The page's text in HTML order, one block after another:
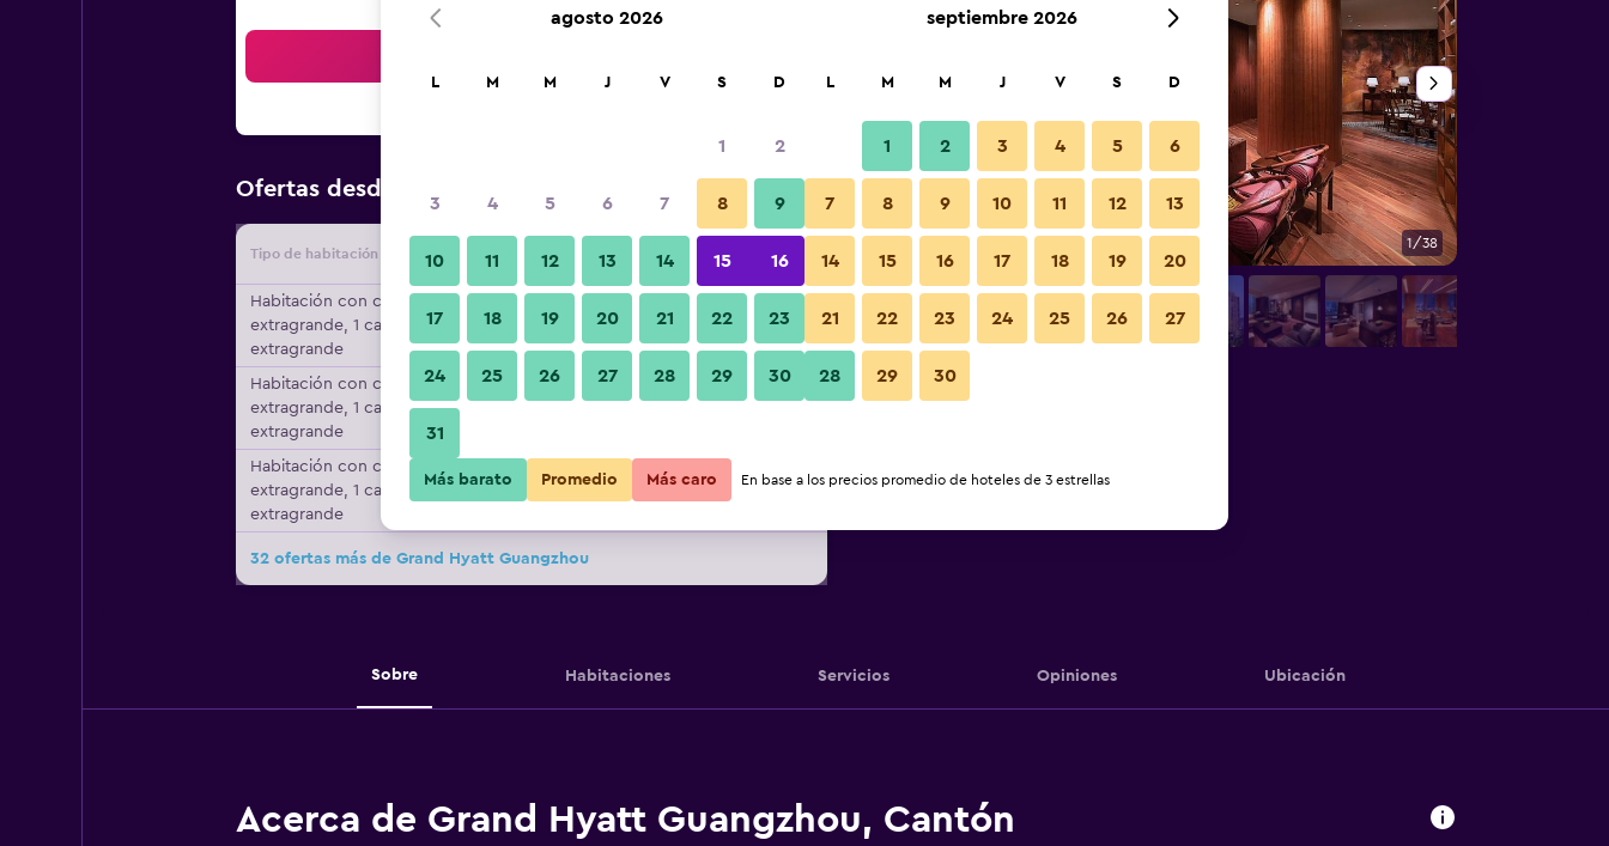
Ofertas desde Oferta más barata de precio por noche
Tipo de habitación Proveedor Total noche
Habitación con cama
extragrande, 1 cama
extragrande
$91 Ver oferta
Habitación con cama
extragrande, 1 cama
extragrande
Habitación con cama
extragrande, 1 cama
extragrande
$123
32 ofertas más de Grand Hyatt Guangzhou
Lounge 1/38
Fotos
Sobre Habitaciones Servicios Opiniones Ubicación
Acerca de Grand Hyatt Guangzhou, Cantón
agosto 2026
L M M J V S D
1 2
3 4 5 6 7 8 9
10 11 12 13 14 15 16
17 18 19 20 21 22 23
24 25 26 27 28 29 30
31
septiembre 2026
L M M J V S D
1 2 3 4 5 6
7 8 9 10 11 12 13
14 15 16 17 18 19 20
21 22 23 24 25 26 27
28 29 30
Más barato Promedio Más caro En base a los precios promedio de hoteles de 3 estrellas